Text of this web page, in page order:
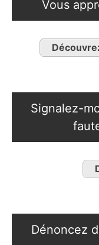
Vous
Signalez-
Dénoncez